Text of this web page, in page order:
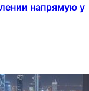
напрямую у